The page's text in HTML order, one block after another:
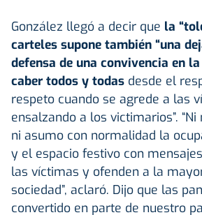
González llegó a decir que la
carteles supone también “una
defensa de una convivencia en
caber todos y todas desde el
respeto cuando se agrede a las
ensalzando a los victimarios”.
ni asumo con normalidad la
y el espacio festivo con
las víctimas y ofenden a la
sociedad”, aclaró. Dijo que las
convertido en parte de nuestro